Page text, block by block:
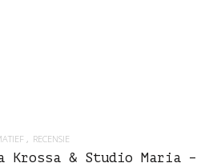
RECENSIE
Krossa & Studio Maria –